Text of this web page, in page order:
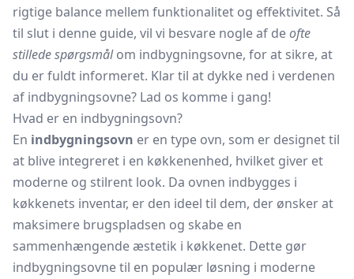
rigtige balance mellem funktionalitet og effektivitet. Så
til slut i denne guide, vil vi besvare nogle af deofte
stillede spørgsmålom indbygningsovne, for at sikre, at
du er fuldt informeret. Klar til at dykke ned i verdenen
af indbygningsovne? Lad os komme i gang!
Hvad er en indbygningsovn?
En indbygningsovn er en type ovn, som er designet til
at blive integreret i en køkkenenhed, hvilket giver et
moderne og stilrent look. Da ovnen indbygges i
køkkenets inventar, er den ideel til dem, der ønsker at
maksimere brugspladsen og skabe en
sammenhængende æstetik i køkkenet. Dette gør
indbygningsovne til en populær løsning i moderne